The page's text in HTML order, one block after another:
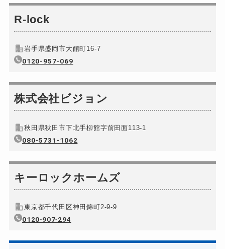
ロッカーカギ開け
ドアノブカギ開け
ドアノブカギ作成
ドアノブカギ交換
R-lock
岩手県盛岡市大館町16-7
0120-957-069
株式会社ビジョン
秋田県秋田市下北手柳館字前田面113-1
080-5731-1062
キーロックホームズ
東京都千代田区神田錦町2-9-9
0120‐907‐294